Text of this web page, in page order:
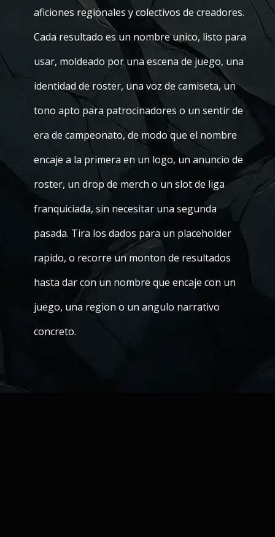
aficiones regionales y colectivos de creadores.
Cada resultado es un nombre unico, listo para
usar, moldeado por una escena de juego, una
identidad de roster, una voz de camiseta, un
tono apto para patrocinadores o un sentir de
era de campeonato, de modo que el nombre
encaje a la primera en un logo, un anuncio de
roster, un drop de merch o un slot de liga
franquiciada, sin necesitar una segunda
pasada. Tira los dados para un placeholder
rapido, o recorre un monton de resultados
hasta dar con un nombre que encaje con un
juego, una region o un angulo narrativo
concreto.